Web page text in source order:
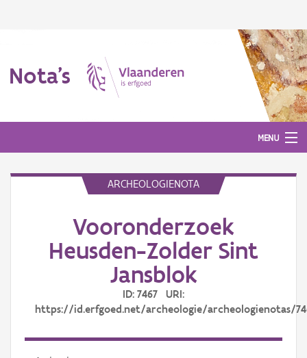
Nota's
MENU
ARCHEOLOGIENOTA
Vooronderzoek
Heusden-Zolder Sint
Jansblok
ID: 7467 URI:
https://id.erfgoed.net/archeologie/archeologienotas/